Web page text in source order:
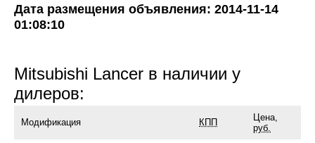
Дата размещения объявления: 2014-11-14
01:08:10
Mitsubishi Lancer в наличии у
дилеров:
Модификация КПП
Цена,
руб.